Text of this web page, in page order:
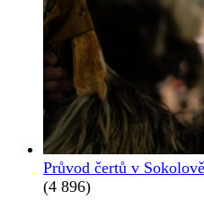
Průvod čertů v
(4 896)